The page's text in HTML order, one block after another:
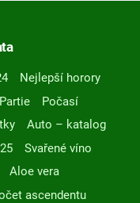
Nejlepší horory
Partie
Počasí
Auto – katalog
Svařené víno
Aloe vera
ascendentu